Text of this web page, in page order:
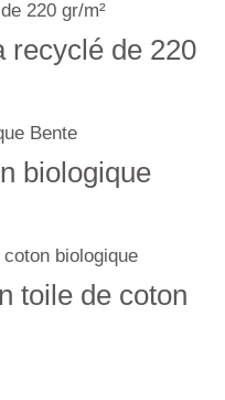
recyclé de 220
biologique
toile de coton